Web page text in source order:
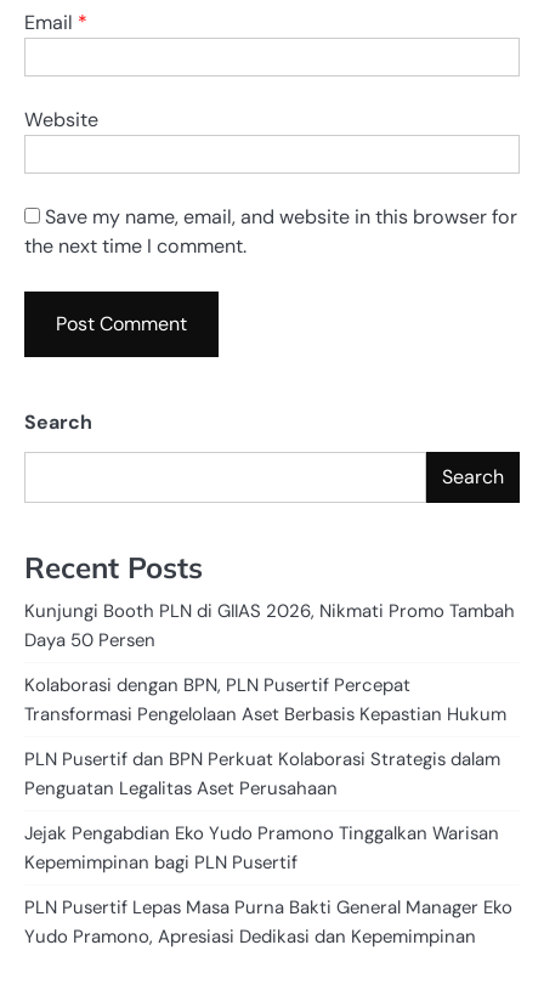
Email *
Website
Save my name, email, and website in this browser for
the next time I comment.
Search
Search
Recent Posts
Kunjungi Booth PLN di GIIAS 2026, Nikmati Promo Tambah
Daya 50 Persen
Kolaborasi dengan BPN, PLN Pusertif Percepat
Transformasi Pengelolaan Aset Berbasis Kepastian Hukum
PLN Pusertif dan BPN Perkuat Kolaborasi Strategis dalam
Penguatan Legalitas Aset Perusahaan
Jejak Pengabdian Eko Yudo Pramono Tinggalkan Warisan
Kepemimpinan bagi PLN Pusertif
PLN Pusertif Lepas Masa Purna Bakti General Manager Eko
Yudo Pramono, Apresiasi Dedikasi dan Kepemimpinan